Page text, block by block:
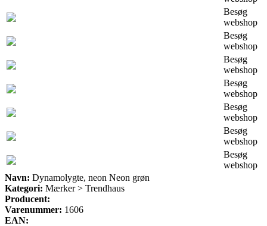
Besøg
webshop
Besøg
webshop
Besøg
webshop
Besøg
webshop
Besøg
webshop
Besøg
webshop
Besøg
webshop
Navn: Dynamolygte, neon Neon grøn
Kategori: Mærker > Trendhaus
Producent:
Varenummer: 1606
EAN: